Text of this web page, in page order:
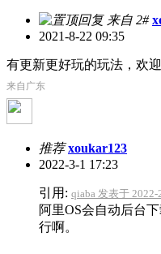
来自 2#
2021-8-22 09:35
有更新更好玩的玩法，欢
来自广东
推荐xoukar123
2022-3-1 17:23
引用: qiaba 发表于 2022-
阿里OS会自动后台
行啊。